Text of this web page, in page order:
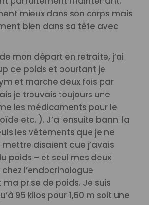
mieux dans son corps mais
bien dans sa tête avec
mon départ en retraite, j’ai
de poids et pourtant je
et marche deux fois par
je trouvais toujours une
les médicaments pour le
etc. ). J’ai ensuite banni la
les vêtements que je ne
disaient que j’avais
poids – et seul mes deux
l’endocrinologue
prise de poids. Je suis
95 kilos pour 1,60 m soit une